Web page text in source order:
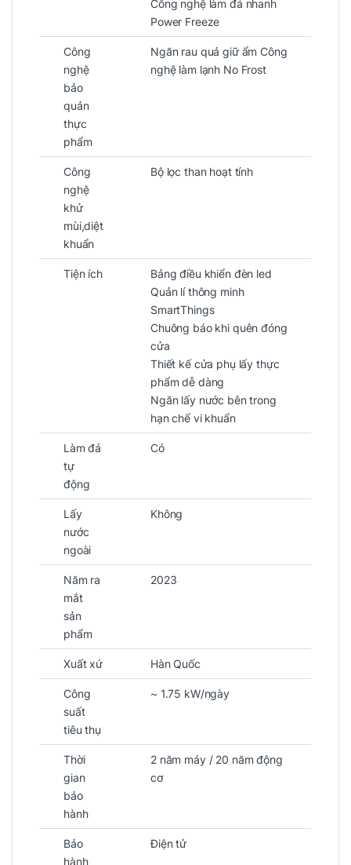
Công nghệ làm đá nhanh
Power Freeze
Công
nghệ
bảo
quản
thực
phẩm
Ngăn rau quả giữ ẩm Công
nghệ làm lạnh No Frost
Công
nghệ
khử
mùi,diệt
khuẩn
Bộ lọc than hoạt tính
Tiện ích
Bảng điều khiển đèn led
Quản lí thông minh
SmartThings
Chuông báo khi quên đóng
cửa
Thiết kế cửa phụ lấy thực
phẩm dễ dàng
Ngăn lấy nước bên trong
hạn chế vi khuẩn
Làm đá
tự
động
Có
Lấy
nước
ngoài
Không
Năm ra
mắt
sản
phẩm
2023
Xuất xứ Hàn Quốc
Công
suất
tiêu thụ
~ 1.75 kW/ngày
Thời
gian
bảo
hành
2 năm máy / 20 năm động
cơ
Bảo
hành
Điện tử